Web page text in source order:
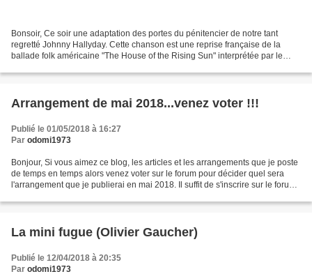
Bonsoir, Ce soir une adaptation des portes du pénitencier de notre tant
regretté Johnny Hallyday. Cette chanson est une reprise française de la
ballade folk américaine "The House of the Rising Sun" interprétée par le
Arrangement de mai 2018...venez voter !!!
Publié le 01/05/2018 à 16:27
Par odomi1973
Bonjour, Si vous aimez ce blog, les articles et les arrangements que je poste
de temps en temps alors venez voter sur le forum pour décider quel sera
l'arrangement que je publierai en mai 2018. Il suffit de s'inscrire sur le forum
La mini fugue (Olivier Gaucher)
Publié le 12/04/2018 à 20:35
Par odomi1973